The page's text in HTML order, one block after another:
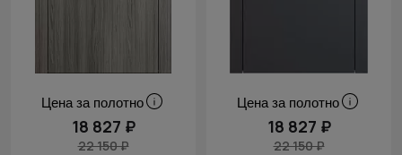
Цена за полотно
18 827 ₽
22 150 ₽
Цена за полотно
18 827 ₽
22 150 ₽